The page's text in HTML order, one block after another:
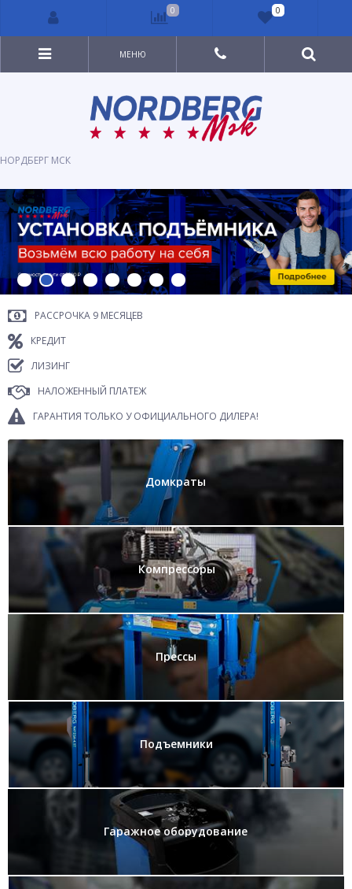
НОРДБЕРГ МСК
МЕНЮ
РАССРОЧКА 9 МЕСЯЦЕВ
КРЕДИТ
ЛИЗИНГ
НАЛОЖЕННЫЙ ПЛАТЕЖ
ГАРАНТИЯ ТОЛЬКО У ОФИЦИАЛЬНОГО ДИЛЕРА!
Домкраты
Компрессоры
Прессы
Подъемники
Гаражное оборудование
0 0